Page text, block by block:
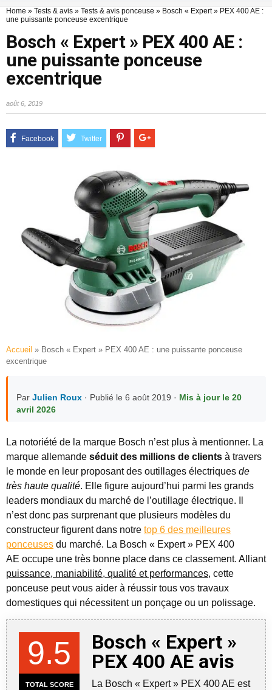
Home » Tests & avis » Tests & avis ponceuse » Bosch « Expert » PEX 400 AE :
une puissante ponceuse excentrique
Bosch « Expert » PEX 400 AE :
une puissante ponceuse
excentrique
août 6, 2019
Accueil » Bosch « Expert » PEX 400 AE : une puissante ponceuse
excentrique
Par Julien Roux · Publié le 6 août 2019 · Mis à jour le 20
avril 2026
La notoriété de la marque Bosch n’est plus à mentionner. La
marque allemande séduit des millions de clients à travers
le monde en leur proposant des outillages électriques de
très haute qualité. Elle figure aujourd’hui parmi les grands
leaders mondiaux du marché de l’outillage électrique. Il
n’est donc pas surprenant que plusieurs modèles du
constructeur figurent dans notre top 6 des meilleures
ponceuses du marché. La Bosch « Expert » PEX 400
AE occupe une très bonne place dans ce classement. Alliant
puissance, maniabilité, qualité et performances, cette
ponceuse peut vous aider à réussir tous vos travaux
domestiques qui nécessitent un ponçage ou un polissage.
9.5
TOTAL SCORE
Bosch « Expert »
PEX 400 AE avis
La Bosch « Expert » PEX 400 AE est